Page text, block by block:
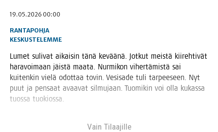
19.05.2026 00:00
RANTAPOHJA
KESKUSTELEMME
Lumet suli­vat aikai­sin tänä kevää­nä. Jot­kut meis­tä kii­reh­ti­vät
hara­voi­maan jäis­tä maa­ta. Nur­mi­kon viher­tä­mis­tä sai
kui­ten­kin vie­lä odot­taa tovin. Vesi­sa­de tuli tar­pee­seen. Nyt
puut ja pen­saat avaa­vat sil­mu­jaan. Tuo­mi­kin voi olla kukas­sa
tuos­sa tuokiossa.
Vain Tilaa­jil­le